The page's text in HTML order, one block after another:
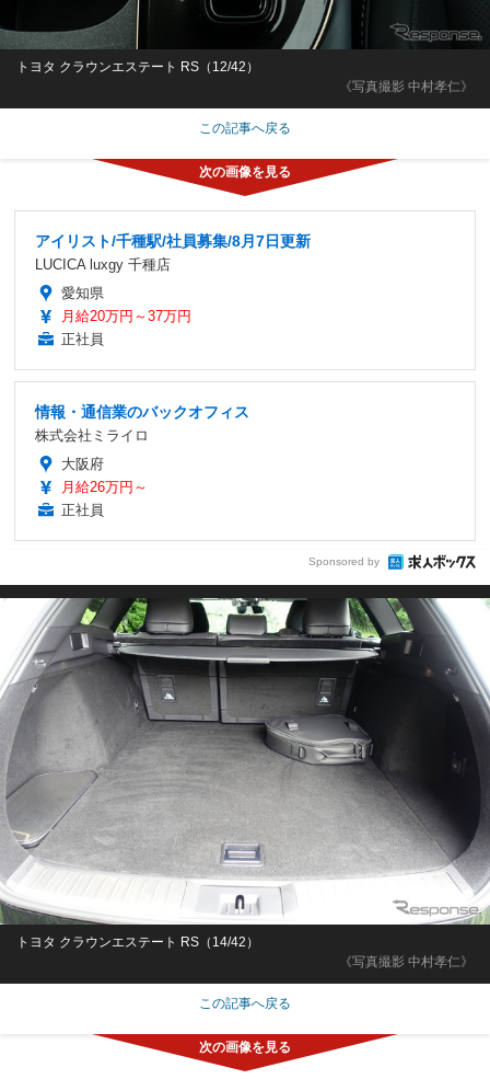
《写真撮影 中村孝仁》
トヨタ クラウンエステート RS（12/42）
この記事へ戻る
アイリスト/千種駅/社員募集/8月7日更新
LUCICA luxgy 千種店
愛知県
月給20万円～37万円
正社員
情報・通信業のバックオフィス
株式会社ミライロ
大阪府
月給26万円～
正社員
Sponsored by
《写真撮影 中村孝仁》
トヨタ クラウンエステート RS（14/42）
この記事へ戻る